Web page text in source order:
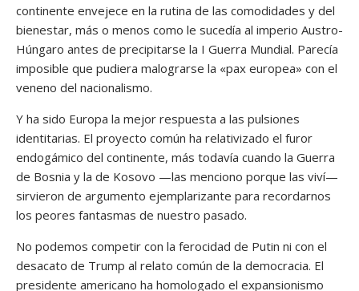
continente envejece en la rutina de las comodidades y del
bienestar, más o menos como le sucedía al imperio Austro-
Húngaro antes de precipitarse la I Guerra Mundial. Parecía
imposible que pudiera malograrse la «pax europea» con el
veneno del nacionalismo.
Y ha sido Europa la mejor respuesta a las pulsiones
identitarias. El proyecto común ha relativizado el furor
endogámico del continente, más todavía cuando la Guerra
de Bosnia y la de Kosovo —las menciono porque las viví—
sirvieron de argumento ejemplarizante para recordarnos
los peores fantasmas de nuestro pasado.
No podemos competir con la ferocidad de Putin ni con el
desacato de Trump al relato común de la democracia. El
presidente americano ha homologado el expansionismo